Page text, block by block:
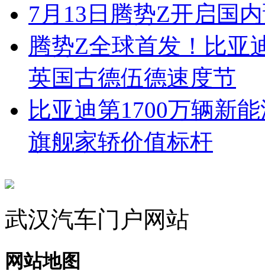
7月13日腾势Z开启国
腾势Z全球首发！比亚
英国古德伍德速度节
比亚迪第1700万辆新
旗舰家轿价值标杆
武汉汽车门户网站
网站地图